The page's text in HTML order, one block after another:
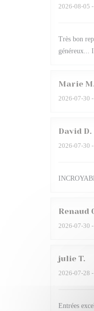
2026-08-05
Très bon
généreux...
Marie M
2026-07-30
David D
2026-07-30
Renaud
2026-07-30
julie T
2026-07-28
Entrées